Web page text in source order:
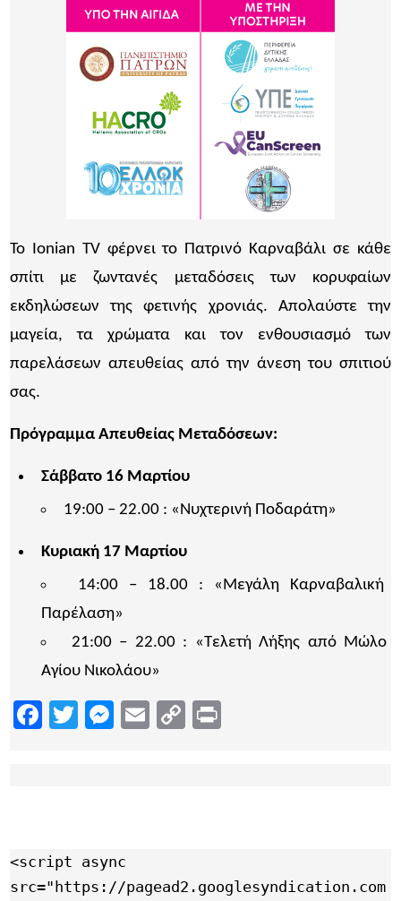
Το Ionian TV φέρνει το Πατρινό Καρναβάλι σε κάθε
σπίτι με ζωντανές μεταδόσεις των κορυφαίων
εκδηλώσεων της φετινής χρονιάς. Απολαύστε την
μαγεία, τα χρώματα και τον ενθουσιασμό των
παρελάσεων απευθείας από την άνεση του σπιτιού
σας.
Πρόγραμμα Απευθείας Μεταδόσεων:
Σάββατο 16 Μαρτίου
19:00 – 22.00 : «Νυχτερινή Ποδαράτη»
Κυριακή 17 Μαρτίου
14:00 – 18.00 : «Μεγάλη Καρναβαλική
Παρέλαση»
21:00 – 22.00 : «Τελετή Λήξης από Μώλο
Αγίου Νικολάου»
Facebook
TwitterMessenger
EmailCopy
<script async
src="https://pagead2.googlesyndication.com